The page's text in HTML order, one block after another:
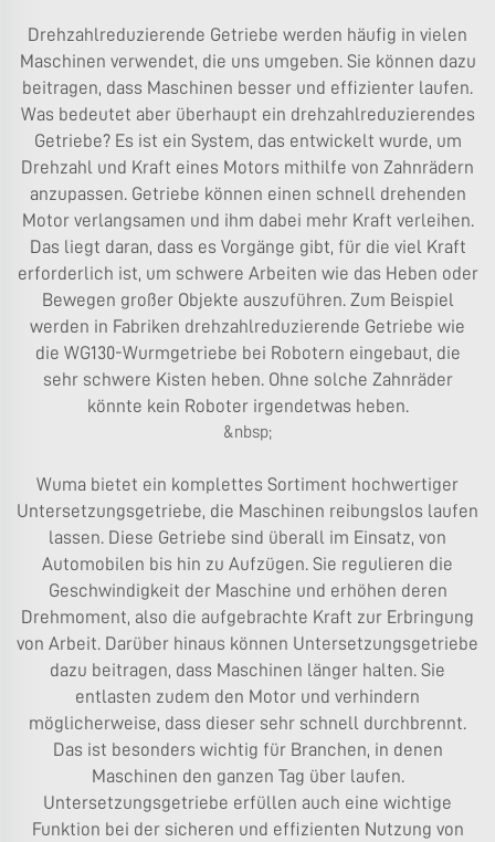
Drehzahlreduzierende Getriebe werden häufig in vielen
Maschinen verwendet, die uns umgeben. Sie können dazu
beitragen, dass Maschinen besser und effizienter laufen.
Was bedeutet aber überhaupt ein drehzahlreduzierendes
Getriebe? Es ist ein System, das entwickelt wurde, um
Drehzahl und Kraft eines Motors mithilfe von Zahnrädern
anzupassen. Getriebe können einen schnell drehenden
Motor verlangsamen und ihm dabei mehr Kraft verleihen.
Das liegt daran, dass es Vorgänge gibt, für die viel Kraft
erforderlich ist, um schwere Arbeiten wie das Heben oder
Bewegen großer Objekte auszuführen. Zum Beispiel
werden in Fabriken drehzahlreduzierende Getriebe wie
die WG130-Wurmgetriebe bei Robotern eingebaut, die
sehr schwere Kisten heben. Ohne solche Zahnräder
könnte kein Roboter irgendetwas heben.
&nbsp;
Wuma bietet ein komplettes Sortiment hochwertiger
Untersetzungsgetriebe, die Maschinen reibungslos laufen
lassen. Diese Getriebe sind überall im Einsatz, von
Automobilen bis hin zu Aufzügen. Sie regulieren die
Geschwindigkeit der Maschine und erhöhen deren
Drehmoment, also die aufgebrachte Kraft zur Erbringung
von Arbeit. Darüber hinaus können Untersetzungsgetriebe
dazu beitragen, dass Maschinen länger halten. Sie
entlasten zudem den Motor und verhindern
möglicherweise, dass dieser sehr schnell durchbrennt.
Das ist besonders wichtig für Branchen, in denen
Maschinen den ganzen Tag über laufen.
Untersetzungsgetriebe erfüllen auch eine wichtige
Funktion bei der sicheren und effizienten Nutzung von